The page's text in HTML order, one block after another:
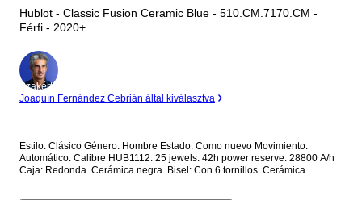
Hublot - Classic Fusion Ceramic Blue - 510.CM.7170.CM -
Férfi - 2020+
Szakértő
Joaquín Fernández Cebrián által kiválasztva
Estilo: Clásico Género: Hombre Estado: Como nuevo Movimiento:
Automático. Calibre HUB1112. 25 jewels. 42h power reserve. 28800 A/h
Caja: Redonda. Cerámica negra. Bisel: Con 6 tornillos. Cerámica